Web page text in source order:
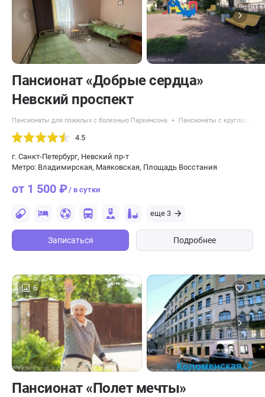
Пансионат «Добрые сердца»
Невский проспект
Пансионаты для пожилых с болезнью Паркинсона Пансионаты с
4.5
г. Санкт-Петербург, Невский пр-т
Метро: Владимирская, Маяковская, Площадь Восстания
от 1 500 ₽/ в сутки
еще 3
Записаться Подробнее
6
Пансионат «Полет мечты»